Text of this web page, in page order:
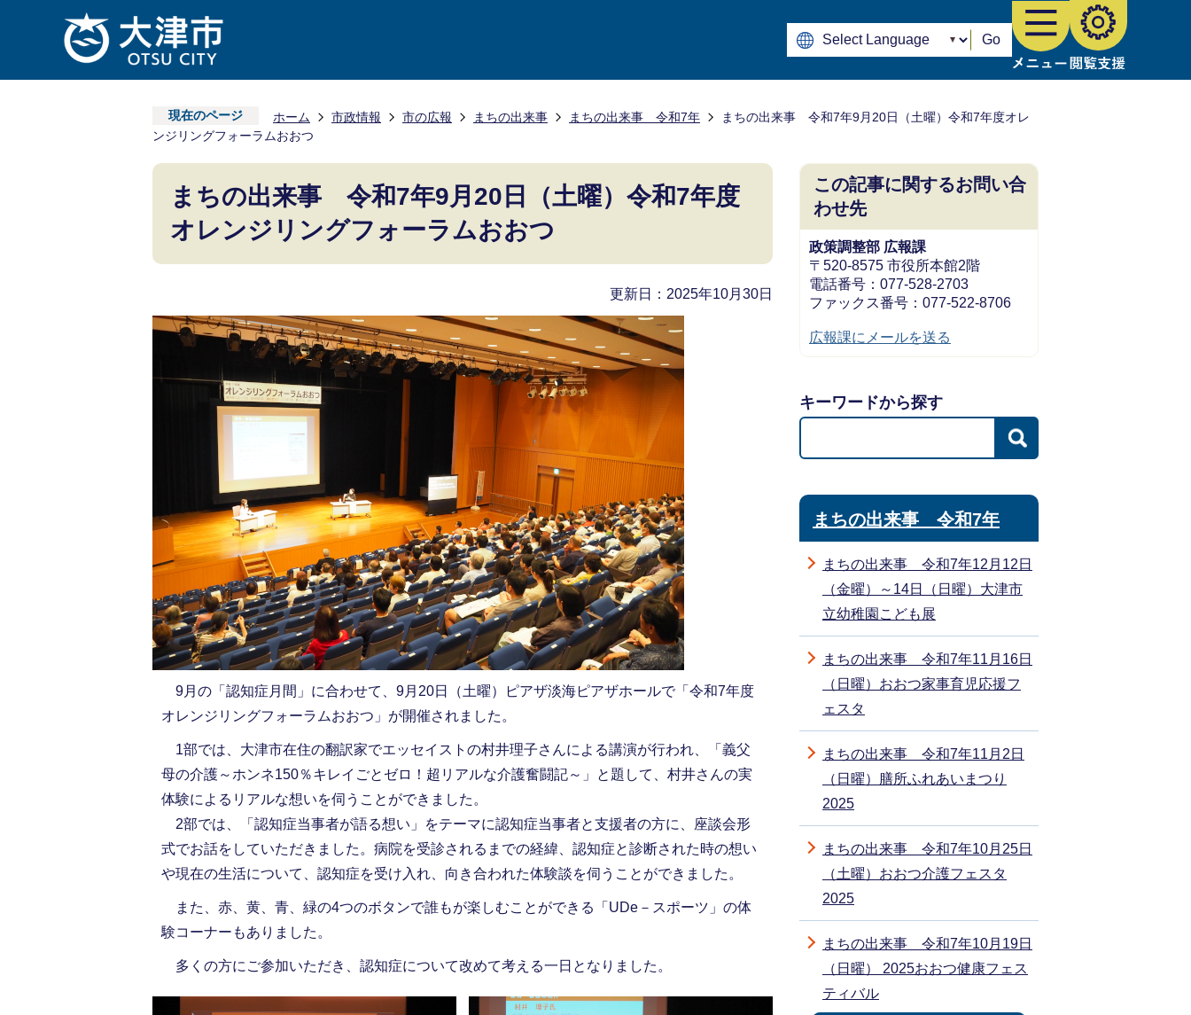
Go
現在のページ ホーム 市政情報 市の広報 まちの出来事 まちの出来事 令和7年
まちの出来事 令和7年9月20日（土曜）令和7年度オレ
ンジリングフォーラムおおつ
まちの出来事 令和7年9月20日（土曜）令和7年度
オレンジリングフォーラムおおつ
更新日：2025年10月30日
9月の「認知症月間」に合わせて、9月20日（土曜）ピアザ淡海ピアザホールで「令和7年度
オレンジリングフォーラムおおつ」が開催されました。
1部では、大津市在住の翻訳家でエッセイストの村井理子さんによる講演が行われ、「義父
母の介護～ホンネ150％キレイごとゼロ！超リアルな介護奮闘記～」と題して、村井さんの実
体験によるリアルな想いを伺うことができました。
2部では、「認知症当事者が語る想い」をテーマに認知症当事者と支援者の方に、座談会形
式でお話をしていただきました。病院を受診されるまでの経緯、認知症と診断された時の想い
や現在の生活について、認知症を受け入れ、向き合われた体験談を伺うことができました。
また、赤、黄、青、緑の4つのボタンで誰もが楽しむことができる「UDe－スポーツ」の体
験コーナーもありました。
多くの方にご参加いただき、認知症について改めて考える一日となりました。
この記事に関するお問い合
わせ先
政策調整部 広報課
〒520-8575 市役所本館2階
電話番号：077-528-2703
ファックス番号：077-522-8706
広報課にメールを送る
キーワードから探す
まちの出来事 令和7年
まちの出来事 令和7年12月12日
（金曜）～14日（日曜）大津市
立幼稚園こども展
まちの出来事 令和7年11月16日
（日曜）おおつ家事育児応援フ
ェスタ
まちの出来事 令和7年11月2日
（日曜）膳所ふれあいまつり
2025
まちの出来事 令和7年10月25日
（土曜）おおつ介護フェスタ
2025
まちの出来事 令和7年10月19日
（日曜） 2025おおつ健康フェス
ティバル